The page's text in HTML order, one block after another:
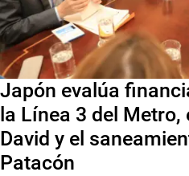
Japón evalúa
la Línea 3 del
David y el
Patacón